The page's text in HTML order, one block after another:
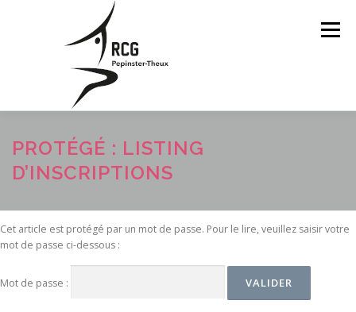
Menu
ACCUEIL HORAIRES
PROTÉGÉ : LISTING
D’INSCRIPTIONS
Cet article est protégé par un mot de passe. Pour le lire, veuillez saisir votre
mot de passe ci-dessous :
Mot de passe :